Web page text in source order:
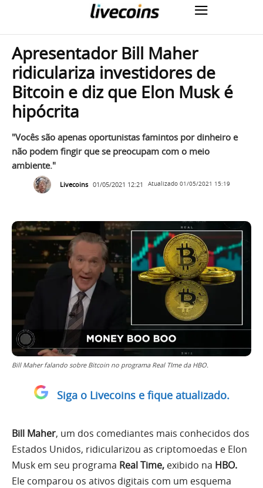
Apresentador Bill Maher
ridiculariza investidores de
Bitcoin e diz que Elon Musk é
hipócrita
"Vocês são apenas oportunistas famintos por dinheiro e
não podem fingir que se preocupam com o meio
ambiente."
Livecoins 01/05/2021 12:21 Atualizado 01/05/2021 15:19
Bill Maher falando sobre Bitcoin no programa Real TIme da HBO.
Siga o Livecoins e fique atualizado.
Bill Maher, um dos comediantes mais conhecidos dos
Estados Unidos, ridicularizou as criptomoedas e Elon
Musk em seu programa Real Time, exibido na HBO.
Ele comparou os ativos digitais com um esquema